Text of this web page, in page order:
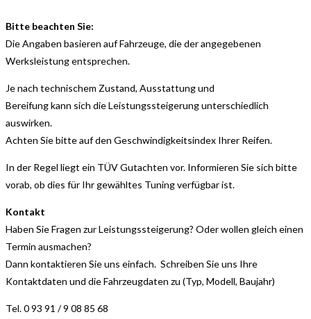
Bitte beachten Sie:
Die Angaben basieren auf Fahrzeuge, die der angegebenen
Werksleistung entsprechen.
Je nach technischem Zustand, Ausstattung und
Bereifung kann sich die Leistungssteigerung unterschiedlich
auswirken.
Achten Sie bitte auf den Geschwindigkeitsindex Ihrer Reifen.
In der Regel liegt ein TÜV Gutachten vor. Informieren Sie sich bitte
vorab, ob dies für Ihr gewähltes Tuning verfügbar ist.
Kontakt
Haben Sie Fragen zur Leistungssteigerung? Oder wollen gleich einen
Termin ausmachen?
Dann kontaktieren Sie uns einfach. Schreiben Sie uns Ihre
Kontaktdaten und die Fahrzeugdaten zu (Typ, Modell, Baujahr)
Tel. 0 93 91 / 9 08 85 68